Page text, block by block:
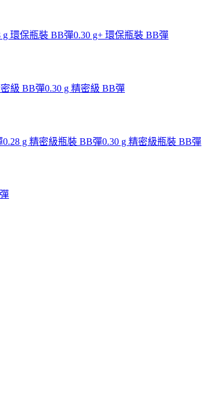
g 環保瓶裝 BB彈0.30 g+ 環保瓶裝 BB彈
級 BB彈0.30 g 精密級 BB彈
0.28 g 精密級瓶裝 BB彈0.30 g 精密級瓶裝 BB彈